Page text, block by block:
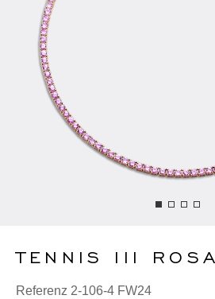
TENNIS III ROSA
Referenz 2-106-4 FW24